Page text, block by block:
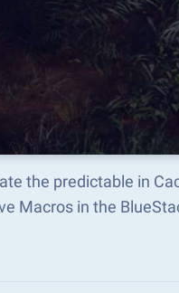
the predictable in
Macros in the